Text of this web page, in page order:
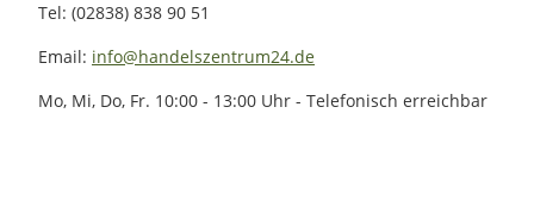
Tel: (02838) 838 90 51
Email: info@handelszentrum24.de
Mo, Mi, Do, Fr. 10:00 - 13:00 Uhr - Telefonisch erreichbar